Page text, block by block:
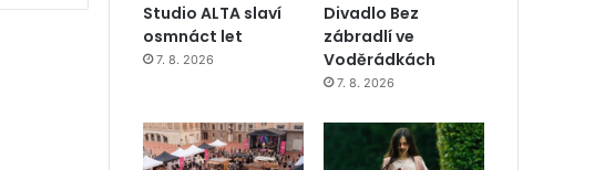
Studio ALTA slaví
osmnáct let
7. 8. 2026
Divadlo Bez
zábradlí ve
Voděrádkách
7. 8. 2026